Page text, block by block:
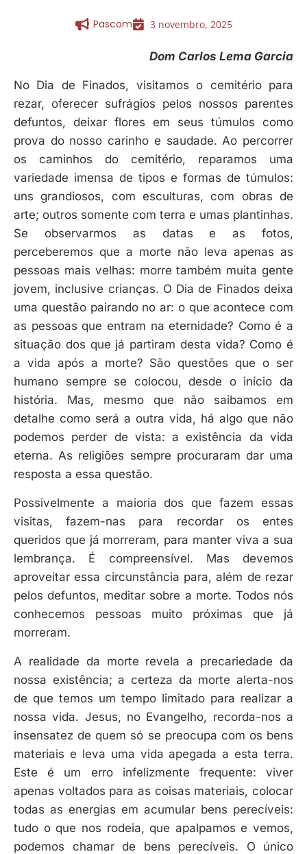
Pascom 3 novembro, 2025
Dom Carlos Lema Garcia
No Dia de Finados, visitamos o cemitério para
rezar, oferecer sufrágios pelos nossos parentes
defuntos, deixar flores em seus túmulos como
prova do nosso carinho e saudade. Ao percorrer
os caminhos do cemitério, reparamos uma
variedade imensa de tipos e formas de túmulos:
uns grandiosos, com esculturas, com obras de
arte; outros somente com terra e umas plantinhas.
Se observarmos as datas e as fotos,
perceberemos que a morte não leva apenas as
pessoas mais velhas: morre também muita gente
jovem, inclusive crianças. O Dia de Finados deixa
uma questão pairando no ar: o que acontece com
as pessoas que entram na eternidade? Como é a
situação dos que já partiram desta vida? Como é
a vida após a morte? São questões que o ser
humano sempre se colocou, desde o início da
história. Mas, mesmo que não saibamos em
detalhe como será a outra vida, há algo que não
podemos perder de vista: a existência da vida
eterna. As religiões sempre procuraram dar uma
resposta a essa questão.
Possivelmente a maioria dos que fazem essas
visitas, fazem-nas para recordar os entes
queridos que já morreram, para manter viva a sua
lembrança. É compreensível. Mas devemos
aproveitar essa circunstância para, além de rezar
pelos defuntos, meditar sobre a morte. Todos nós
conhecemos pessoas muito próximas que já
morreram.
A realidade da morte revela a precariedade da
nossa existência; a certeza da morte alerta-nos
de que temos um tempo limitado para realizar a
nossa vida. Jesus, no Evangelho, recorda-nos a
insensatez de quem só se preocupa com os bens
materiais e leva uma vida apegada a esta terra.
Este é um erro infelizmente frequente: viver
apenas voltados para as coisas materiais, colocar
todas as energias em acumular bens perecíveis:
tudo o que nos rodeia, que apalpamos e vemos,
podemos chamar de bens perecíveis. O único